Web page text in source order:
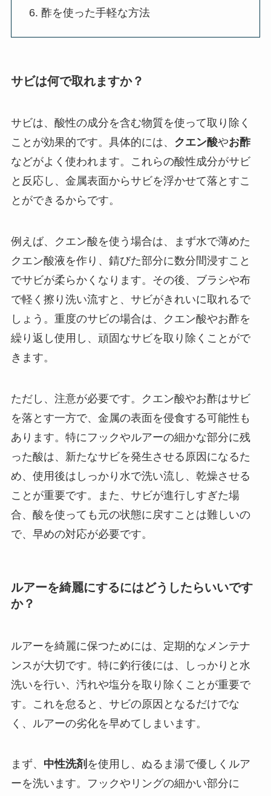
酢を使った手軽な方法
サビは何で取れますか？
サビは、酸性の成分を含む物質を使って取り除く
ことが効果的です。具体的には、 クエン酸やお酢
などがよく使われます。これらの酸性成分がサビ
と反応し、金属表面からサビを浮かせて落とすこ
とができるからです。
例えば、クエン酸を使う場合は、まず水で薄めた
クエン酸液を作り、錆びた部分に数分間浸すこと
でサビが柔らかくなります。その後、ブラシや布
で軽く擦り洗い流すと、サビがきれいに取れるで
しょう。重度のサビの場合は、クエン酸やお酢を
繰り返し使用し、頑固なサビを取り除くことがで
きます。
ただし、注意が必要です。クエン酸やお酢はサビ
を落とす一方で、金属の表面を侵食する可能性も
あります。特にフックやルアーの細かな部分に残
った酸は、新たなサビを発生させる原因になるた
め、使用後はしっかり水で洗い流し、乾燥させる
ことが重要です。また、サビが進行しすぎた場
合、酸を使っても元の状態に戻すことは難しいの
で、早めの対応が必要です。
ルアーを綺麗にするにはどうしたらいいです
か？
ルアーを綺麗に保つためには、定期的なメンテナ
ンスが大切です。特に釣行後には、しっかりと水
洗いを行い、汚れや塩分を取り除くことが重要で
す。これを怠ると、サビの原因となるだけでな
く、ルアーの劣化を早めてしまいます。
まず、 中性洗剤 を使用し、ぬるま湯で優しくルア
ーを洗います。フックやリングの細かい部分に